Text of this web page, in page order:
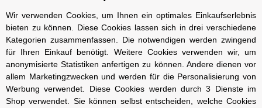
Impressum
Kontakt und Öffnungszeiten
Versand und Zahlungsarten
Widerrufsbelehrung
Radcompany
Wir verwenden Cookies, um Ihnen ein optimales Einkaufserlebnis
bieten zu können. Diese Cookies lassen sich in drei verschiedene
Kategorien zusammenfassen. Die notwendigen werden zwingend
für Ihren Einkauf benötigt. Weitere Cookies verwenden wir, um
anonymisierte Statistiken anfertigen zu können. Andere dienen vor
allem Marketingzwecken und werden für die Personalisierung von
Werbung verwendet. Diese Cookies werden durch 3 Dienste im
Shop verwendet. Sie können selbst entscheiden, welche Cookies